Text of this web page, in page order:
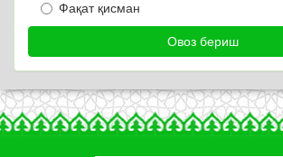
Фақат қисман